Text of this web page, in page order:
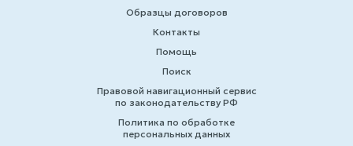
Образцы договоров
Контакты
Помощь
Поиск
Правовой навигационный сервис
по законодательству РФ
Политика по обработке
персональных данных